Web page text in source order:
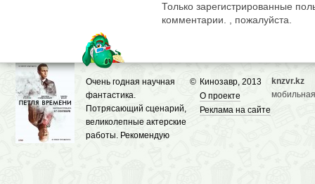
Только зарегистрированные
комментарии. , пожалуйста.
© Кинозавр, 2013
О проекте
Реклама на сайте
Очень годная научная
фантастика.
Потрясающий сценарий,
великолепные актерские
работы. Рекомендую
knzvr.kz